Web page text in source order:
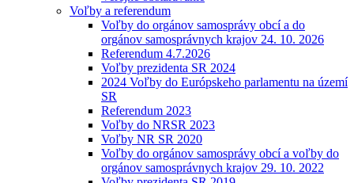
Voľby a referendum
Voľby do orgánov samosprávy obcí a do
orgánov samosprávnych krajov 24. 10. 2026
Referendum 4.7.2026
Voľby prezidenta SR 2024
2024 Voľby do Európskeho parlamentu na území
SR
Referendum 2023
Voľby do NRSR 2023
Voľby NR SR 2020
Voľby do orgánov samosprávy obcí a voľby do
orgánov samosprávnych krajov 29. 10. 2022